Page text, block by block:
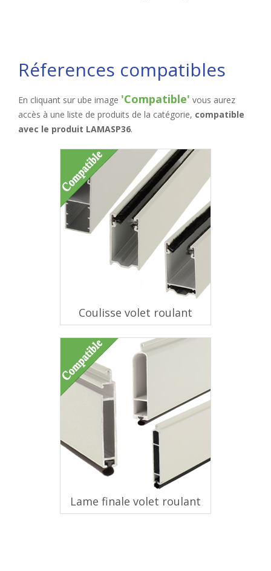
Réferences compatibles
En cliquant sur ube image 'Compatible' vous aurez
accès à une liste de produits de la catégorie, compatible
avec le produit LAMASP36.
Coulisse volet roulant
Lame finale volet roulant